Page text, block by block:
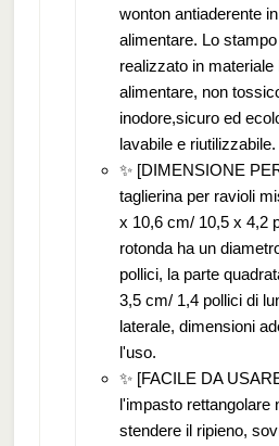
wonton antiaderente
alimentare. Lo
realizzato in
alimentare, non
inodore,sicuro ed
lavabile e riutilizzabile.
✨ [DIMENSIONE
taglierina per ravioli
x 10,6 cm/ 10,5 x 4,2
rotonda ha un
pollici, la parte
3,5 cm/ 1,4 pollici di
laterale, dimensioni
l'uso.
✨ [FACILE DA
l'impasto rettangolare
stendere il ripieno,